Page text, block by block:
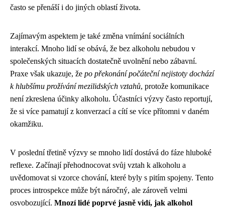
často se přenáší i do jiných oblastí života.
Zajímavým aspektem je také změna vnímání sociálních
interakcí. Mnoho lidí se obává, že bez alkoholu nebudou v
společenských situacích dostatečně uvolnění nebo zábavní.
Praxe však ukazuje, že po překonání počáteční nejistoty dochází
k hlubšímu prožívání mezilidských vztahů, protože komunikace
není zkreslena účinky alkoholu. Účastníci výzvy často reportují,
že si více pamatují z konverzací a cítí se více přítomni v daném
okamžiku.
V poslední třetině výzvy se mnoho lidí dostává do fáze hluboké
reflexe. Začínají přehodnocovat svůj vztah k alkoholu a
uvědomovat si vzorce chování, které byly s pitím spojeny. Tento
proces introspekce může být náročný, ale zároveň velmi
osvobozující. Mnozí lidé poprvé jasně vidí, jak alkohol